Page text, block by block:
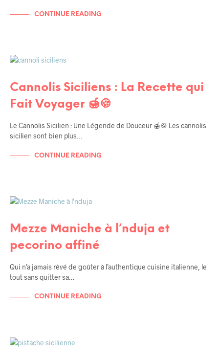
CONTINUE READING
Cannolis Siciliens : La Recette qui
Fait Voyager 🍯🍪
Le Cannolis Sicilien : Une Légende de Douceur 🍯🍪 Les cannolis
sicilien sont bien plus…
CONTINUE READING
UNCATEGORIZED
Mezze Maniche à l’nduja et
pecorino affiné
Qui n’a jamais rêvé de goûter à l’authentique cuisine italienne, le
tout sans quitter sa…
CONTINUE READING